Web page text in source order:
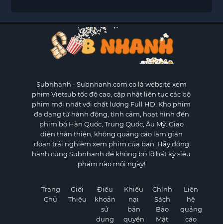
Subnhanh - Subnhanh.com.co là website xem
phim Vietsub tốc độ cao, cập nhật liên tục các bộ
phim mới nhất với chất lượng Full HD. Kho phim
đa dạng từ hành động, tình cảm, hoạt hình đến
phim bộ Hàn Quốc, Trung Quốc, Âu Mỹ. Giao
diện thân thiện, không quảng cáo làm gián
đoạn trải nghiệm xem phim của bạn. Hãy đồng
hành cùng Subnhanh để không bỏ lỡ bất kỳ siêu
phẩm nào mỗi ngày!
Trang
Chủ
Giới
Thiệu
Điều
khoản
sử
dụng
Khiếu
nại
bản
quyền
Chính
Sách
Bảo
Mật
Liên
hệ
quảng
cáo